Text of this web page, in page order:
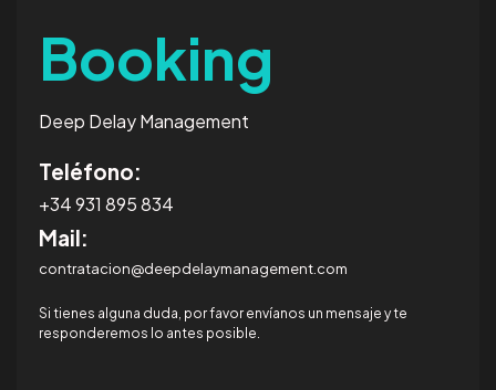
Booking
Deep Delay Management
Teléfono:
+34 931 895 834
Mail:
contratacion@deepdelaymanagement.com
Si tienes alguna duda, por favor envíanos un mensaje y te
responderemos lo antes posible.